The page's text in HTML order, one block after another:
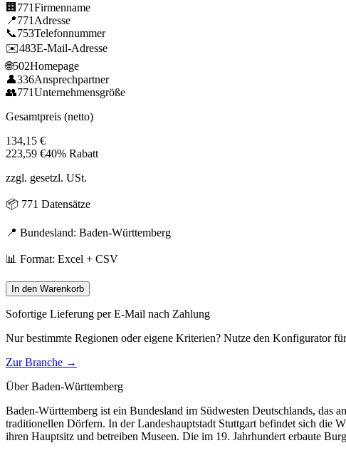
🏢 771Firmenname
📍771 Adresse
📞753Telefonnummer
✉️483E-Mail-Adresse
🌐502Homepage
👤336Ansprechpartner
👥771Unternehmensgröße
Gesamtpreis (netto)
134,15 €
223,59 €40% Rabatt
zzgl. gesetzl. USt.
📦 771 Datensätze
📍 Bundesland: Baden-Württemberg
📊 Format: Excel + CSV
In den Warenkorb
Sofortige Lieferung per E-Mail nach Zahlung
Nur bestimmte Regionen oder eigene Kriterien? Nutze den Konfigurator
Zur Branche →
ÜberBaden-Württemberg
Baden-Württemberg ist ein Bundesland im Südwesten Deutschlands, das
traditionellen Dörfern. In der Landeshauptstadt Stuttgart befindet sich die
ihren Hauptsitz und betreiben Museen. Die im 19. Jahrhundert erbaute